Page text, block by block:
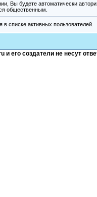
Вы будете автоматически
общественным.
списке активных пользователей.
и его создатели не несут